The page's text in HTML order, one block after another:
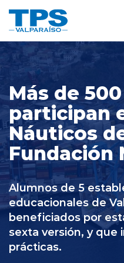
Somos TPS
Nuestra Visión
Servicios y Tarifas
Políticas y
Prensa
Más de
participan
Náuticos
Fundación
Alumnos de 5
educacionales de
beneficiados por
sexta versión, y que
prácticas.